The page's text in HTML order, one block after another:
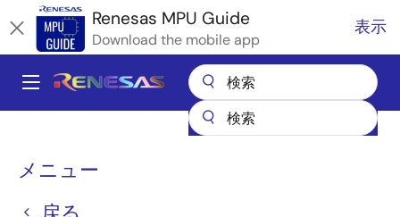
イ
ン
Renesas MPU Guide
Download the mobile app
表示
Main
メニュー
パ
マイクロコントローラとマイクロプロセッサ
キヤノンITソリューションズ株式会社 AI検査プラットフォーム Visual
Insight Station